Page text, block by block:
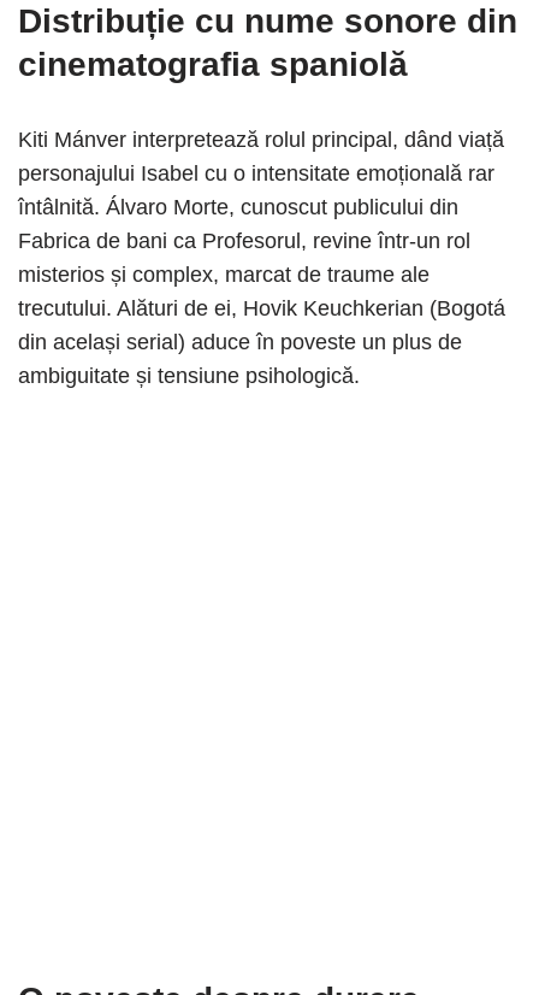
Distribuție cu nume sonore din
cinematografia spaniolă
Kiti Mánver interpretează rolul principal, dând viață
personajului Isabel cu o intensitate emoțională rar
întâlnită. Álvaro Morte, cunoscut publicului din
Fabrica de bani ca Profesorul, revine într-un rol
misterios și complex, marcat de traume ale
trecutului. Alături de ei, Hovik Keuchkerian (Bogotá
din același serial) aduce în poveste un plus de
ambiguitate și tensiune psihologică.